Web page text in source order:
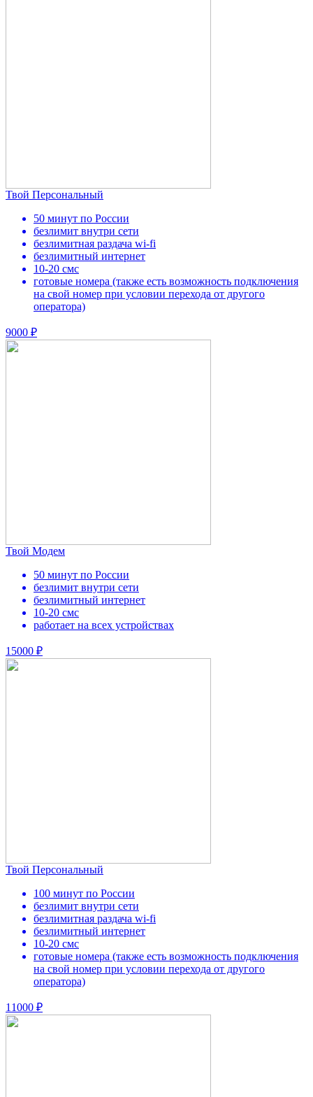
Твой Персональный
50 минут по России
безлимит внутри сети
безлимитная раздача wi-fi
безлимитный интернет
10-20 смс
готовые номера (также есть возможность подключения
на свой номер при условии перехода от другого
оператора)
9000 ₽
Твой Модем
50 минут по России
безлимит внутри сети
безлимитный интернет
10-20 смс
работает на всех устройствах
15000 ₽
Твой Персональный
100 минут по России
безлимит внутри сети
безлимитная раздача wi-fi
безлимитный интернет
10-20 смс
готовые номера (также есть возможность подключения
на свой номер при условии перехода от другого
оператора)
11000 ₽